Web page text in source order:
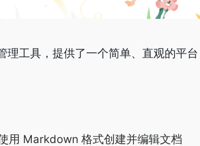
理工具，提供了一个简单、直观的平台
用 Markdown 格式创建并编辑文档